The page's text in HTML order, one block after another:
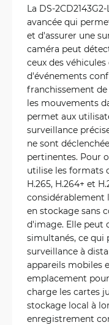
La
avancée qui
et d'assurer une
caméra peut
ceux des
d'événements
franchissement
les mouvements
permet aux
surveillance
ne sont
pertinentes. Pour
utilise les formats
H.265, H.264+ et
considérablement
en stockage sans
d'image. Elle peut
simultanés, ce qui
surveillance à
appareils mobiles
emplacement
charge les cartes
stockage local à
enregistrement